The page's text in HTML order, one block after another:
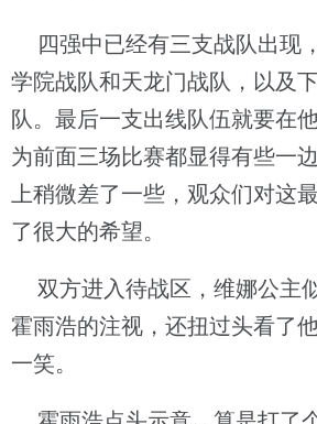
四强中已经有三支战队出现
学院战队和天龙门战队，以及
队。最后一支出线队伍就要在
为前面三场比赛都显得有些一
上稍微差了一些，观众们对这
了很大的希望。
双方进入待战区，维娜公主
霍雨浩的注视，还扭过头看了
一笑。